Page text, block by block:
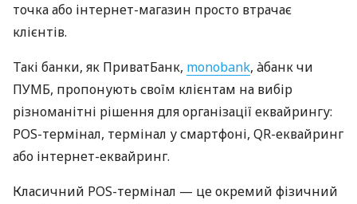
точка або інтернет-магазин просто втрачає
клієнтів.
Такі банки, як ПриватБанк, monobank, àбанк чи
ПУМБ, пропонують своїм клієнтам на вибір
різноманітні рішення для організації еквайрингу:
POS-термінал, термінал у смартфоні, QR-еквайринг
або інтернет-еквайринг.
Класичний POS-термінал — це окремий фізичний